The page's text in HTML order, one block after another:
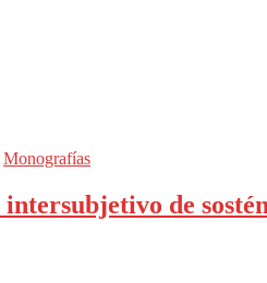
Monografías
de